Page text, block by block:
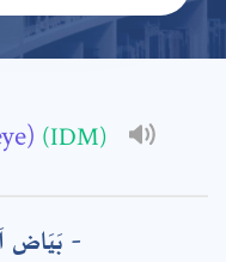
(IDM)
بَيَاض